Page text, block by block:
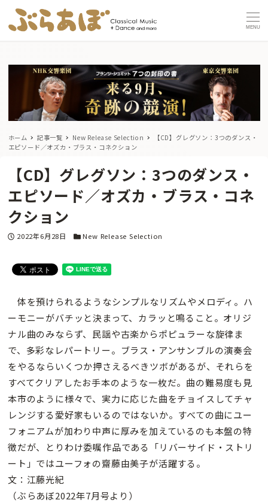
MENU
ホーム 記事一覧 New Release Selection
【CD】グレグソン：3つのダンス・
エピソード／オズカ・ブラス・コネクション
【CD】グレグソン：3つのダンス・
エピソード／オズカ・ブラス・コネ
クション
投稿日
2022年6月28日 カテゴリー
New Release Selection
体を預けられるようなシンプルなリズムやメロディ。ハ
ーモニーがバチッと決まって、カラッと鳴ること。オリジ
ナル曲のみならず、民謡や古楽からポピュラーな旋律ま
で、多彩なレパートリー。ブラス・アンサンブルの演奏会
をやるならいくつか押さえるべきツボがあるが、それらを
すべてクリアしたお手本のような一枚だ。曲の難易度も見
本市のように様々で、実力に応じた曲をチョイスしてチャ
レンジする愛好家もいるのではないか。すべての曲にユー
フォニアムが加わり中声に厚みを加えているのも本盤の特
徴だが、とりわけ委嘱作品である「リバーサイド・ストリ
ート」ではユーフォの齋藤由美子が活躍する。
文：江藤光紀
（ぶらあぼ2022年7月号より）